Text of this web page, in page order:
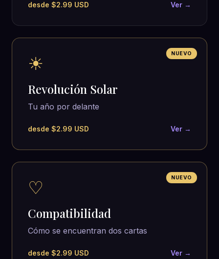
desde $2.99 USD Ver →
NUEVO
☀
Revolución Solar
Tu año por delante
desde $2.99 USD Ver →
NUEVO
♡
Compatibilidad
Cómo se encuentran dos cartas
desde $2.99 USD Ver →